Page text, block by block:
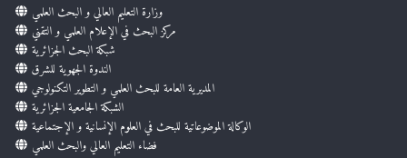
وزارة التعليم العالي و البحث العلمي
مركز البحث في الإعلام العلمي و التقني
شبكة البحث الجزائرية
الندوة الجهوية للشرق
المديرية العامة للبحث العلمي و التطوير التكنولوجي
الشبكة الجامعية الجزائرية
الوكالة الموضوعاتية للبحث في العلوم الإنسانية و الإجتماعية
فضاء التعليم العالي والبحث العلمي